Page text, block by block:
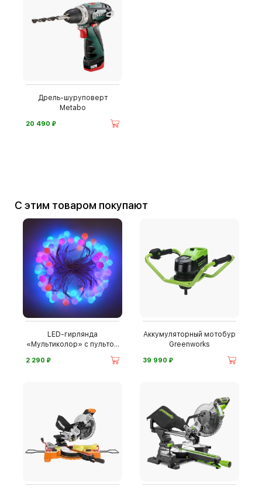
Дрель-шуруповерт
Metabo
20 490 ⃏
С этим товаром покупают
LED-гирлянда
«Мультиколор» с пультом
2 290 ⃏
Аккумуляторный мотобур
Greenworks
39 990 ⃏